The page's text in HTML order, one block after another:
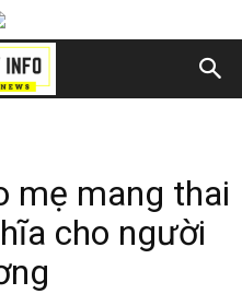
mẹ mang thai
cho người